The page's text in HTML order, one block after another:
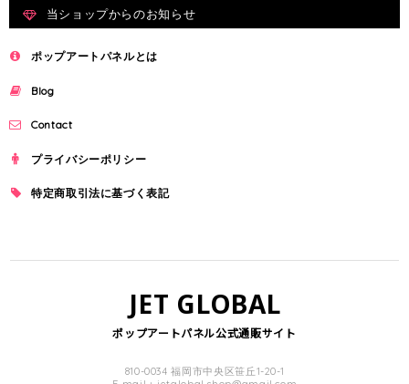
当ショップからのお知らせ
ポップアートパネルとは
Blog
Contact
プライバシーポリシー
特定商取引法に基づく表記
JET GLOBAL
ポップアートパネル公式通販サイト
810-0034 福岡市中央区笹丘1-20-1